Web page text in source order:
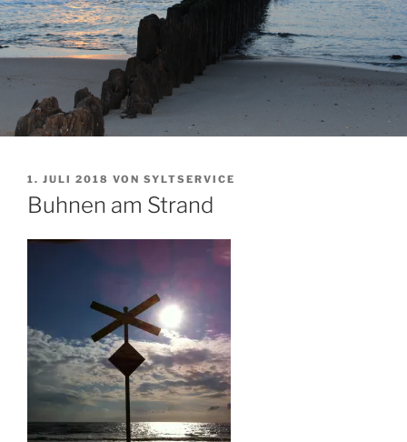
VERÖFFENTLICHT
AM
1. JULI 2018 VON SYLTSERVICE
Buhnen am Strand